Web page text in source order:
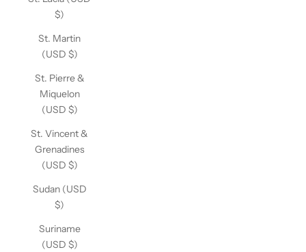
$)
St. Martin
(USD $)
St. Pierre &
Miquelon
(USD $)
St. Vincent &
Grenadines
(USD $)
Sudan (USD
$)
Suriname
(USD $)